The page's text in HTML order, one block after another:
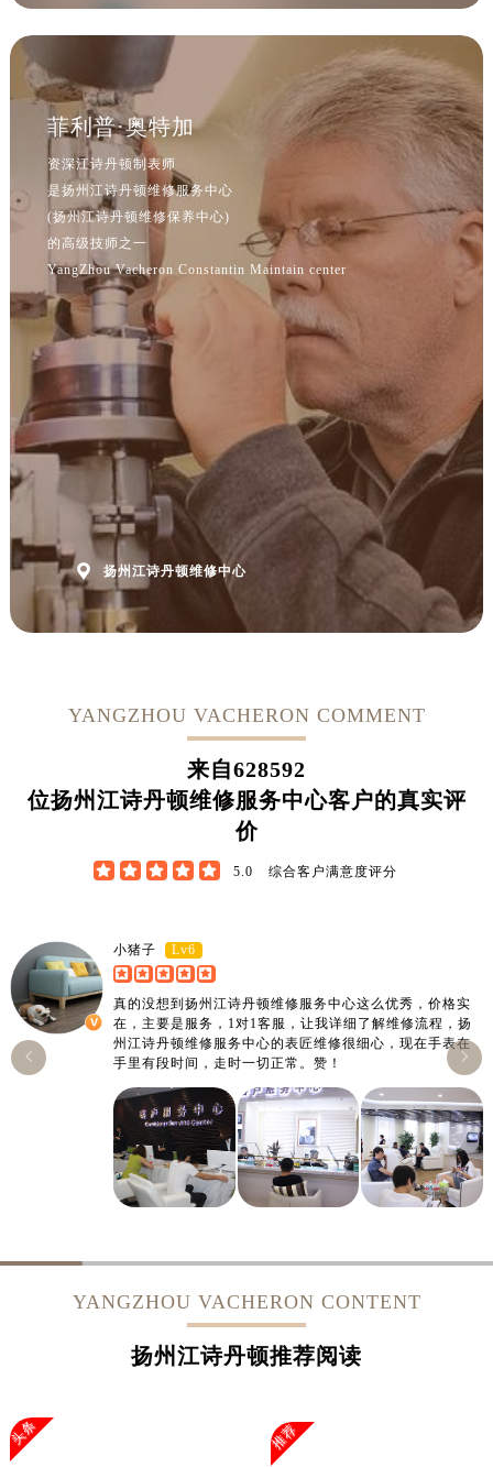
菲利普·奥特加
资深江诗丹顿制表师
是扬州江诗丹顿维修服务中心
(扬州江诗丹顿维修保养中心)
的高级技师之一
YangZhou Vacheron Constantin Maintain center
 扬州江诗丹顿维修中心
YANGZHOU VACHERON COMMENT
来自628592
位扬州江诗丹顿维修服务中心客户的真实评
价
     5.0 综合客户满意度评分
小猪子 Lv6
真的没想到扬州江诗丹顿维修服务中心这么优秀，价格实
在，主要是服务，1对1客服，让我详细了解维修流程，扬
州江诗丹顿维修服务中心的表匠维修很细心，现在手表在
手里有段时间，走时一切正常。赞！


YANGZHOU VACHERON CONTENT
扬州江诗丹顿推荐阅读
头条 推荐